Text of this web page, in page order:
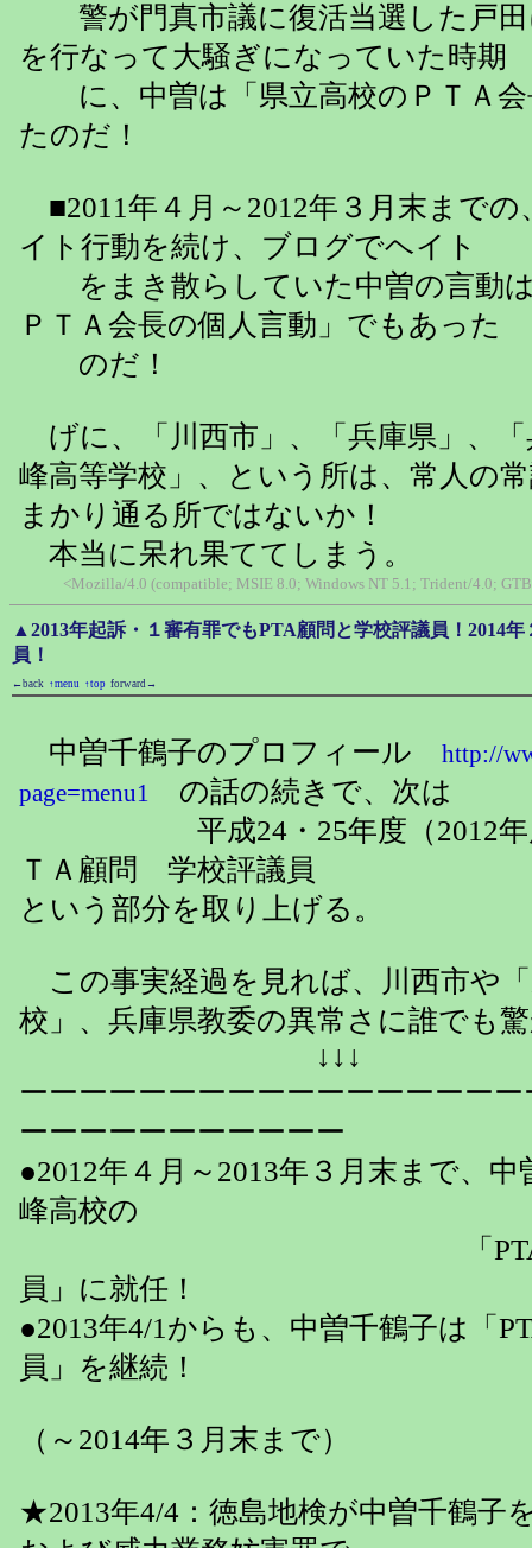
警が門真市議に復活当選した戸田
を行なって大騒ぎになっていた時期
に、中曽は「県立高校のＰＴＡ会
たのだ！
■2011年４月～2012年３月末までの
イト行動を続け、ブログでヘイト
をまき散らしていた中曽の言動は
ＰＴＡ会長の個人言動」でもあった
のだ！
げに、「川西市」、「兵庫県」、「
峰高等学校」、という所は、常人の
まかり通る所ではないか！
本当に呆れ果ててしまう。
<Mozilla/4.0 (compatible; MSIE 8.0; Windows NT 5.1; Trident/4.0;
▲2013年起訴・１審有罪でもPTA顧問と学校評議員！2014
員！
←back ↑menu ↑top forward→
中曽千鶴子のプロフィール
http://
page=menu1
の話の続きで、次は
平成24・25年度（2012年度
ＴＡ顧問 学校評議員
という部分を取り上げる。
この事実経過を見れば、川西市や
校」、兵庫県教委の異常さに誰でも
↓↓↓
ーーーーーーーーーーーーーーーー
ーーーーーーーーーーー
●2012年４月～2013年３月末まで、
峰高校の
「PTA顧問」と
員」に就任！
●2013年4/1からも、中曽千鶴子は「
員」を継続！
（～2014年３月末まで）
★2013年4/4：徳島地検が中曽千鶴子